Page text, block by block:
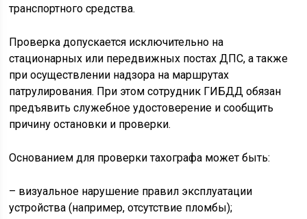
транспортного средства.
Проверка допускается исключительно на
стационарных или передвижных постах ДПС, а также
при осуществлении надзора на маршрутах
патрулирования. При этом сотрудник ГИБДД обязан
предъявить служебное удостоверение и сообщить
причину остановки и проверки.
Основанием для проверки тахографа может быть:
– визуальное нарушение правил эксплуатации
устройства (например, отсутствие пломбы);